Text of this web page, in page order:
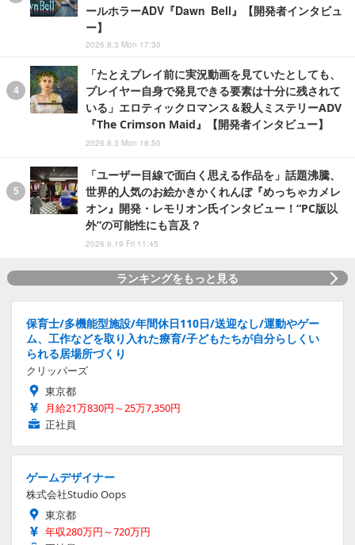
ールホラーADV『Dawn Bell』【開発者インタビュ
ー】
2026.8.3 Mon 17:30
「たとえプレイ前に実況動画を見ていたとしても、
プレイヤー自身で発見できる要素は十分に残されて
いる」エロティックロマンス＆殺人ミステリーADV
『The Crimson Maid』【開発者インタビュー】
2026.8.3 Mon 18:50
「ユーザー目線で面白く思える作品を」話題沸騰、
世界的人気のお絵かきかくれんぼ『めっちゃカメレ
オン』開発・レモリオン氏インタビュー！“PC版以
外”の可能性にも言及？
2026.6.19 Fri 11:45
ランキングをもっと見る
保育士/多機能型施設/年間休日110日/送迎なし/運動やゲー
ム、工作などを取り入れた療育/子どもたちが自分らしくい
られる居場所づくり
クリッパーズ
東京都
月給21万830円～25万7,350円
正社員
ゲームデザイナー
株式会社Studio Oops
東京都
年収280万円～720万円